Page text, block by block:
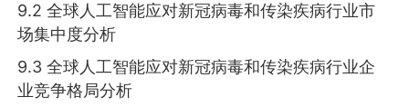
9.2 全球人工智能应对新冠病毒和传染疾病行业市
场集中度分析
9.3 全球人工智能应对新冠病毒和传染疾病行业企
业竞争格局分析